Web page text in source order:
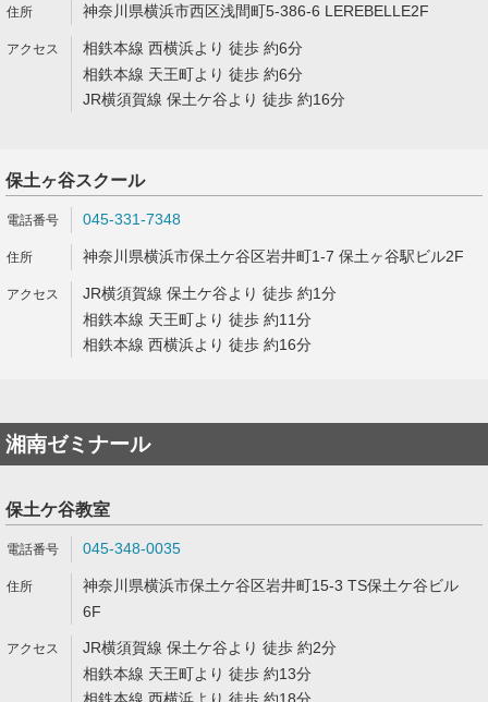
神奈川県横浜市西区浅間町5-386-6 LEREBELLE2F
相鉄本線 西横浜より 徒歩 約6分
相鉄本線 天王町より 徒歩 約6分
JR横須賀線 保土ケ谷より 徒歩 約16分
保土ヶ谷スクール
045-331-7348
神奈川県横浜市保土ケ谷区岩井町1-7 保土ヶ谷駅ビル2F
JR横須賀線 保土ケ谷より 徒歩 約1分
相鉄本線 天王町より 徒歩 約11分
相鉄本線 西横浜より 徒歩 約16分
湘南ゼミナール
保土ケ谷教室
045-348-0035
神奈川県横浜市保土ケ谷区岩井町15-3 TS保土ケ谷ビル
6F
JR横須賀線 保土ケ谷より 徒歩 約2分
相鉄本線 天王町より 徒歩 約13分